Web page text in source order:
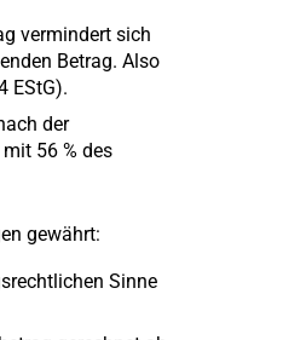
vermindert sich
Betrag. Also
EStG).
der
56 % des
gewährt:
Sinne